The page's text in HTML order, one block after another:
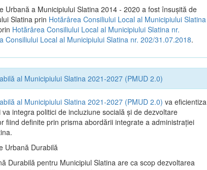
Urbană a Municipiului Slatina 2014 - 2020 a fost însuşită de
Slatina prin Hotărârea Consiliului Local al Municipiului Slatina
Hotărârea Consiliului Local al Municipiului Slatina nr.
Consiliului Local al Municipiului Slatina nr. 202/31.07.2018.
al Municipiului Slatina 2021-2027 (PMUD 2.0)
al Municipiului Slatina 2021-2027 (PMUD 2.0) va eficientiza
integra politici de incluziune socială și de dezvoltare
fiind definite prin prisma abordării integrate a administrației
Urbană Durabilă
Durabilă pentru Municipiul Slatina are ca scop dezvoltarea